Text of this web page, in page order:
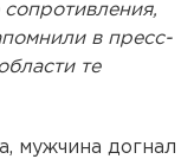
в пресс-
те
мужчина догнал